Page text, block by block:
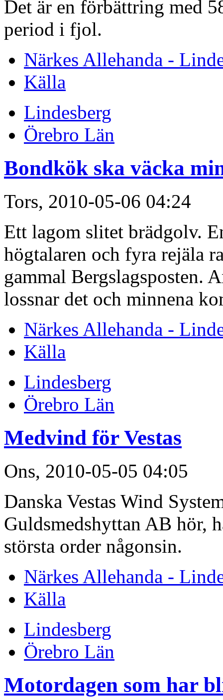
Det är en förbättring med
period i fjol.
Närkes Allehanda -
Källa
Lindesberg
Örebro Län
Bondkök ska väcka
Tors, 2010-05-06 04:24
Ett lagom slitet brädgolv.
högtalaren och fyra rejäla
gammal Bergslagsposten.
lossnar det och minnena
Närkes Allehanda -
Källa
Lindesberg
Örebro Län
Medvind för Vestas
Ons, 2010-05-05 04:05
Danska Vestas Wind
Guldsmedshyttan AB hör,
största order någonsin.
Närkes Allehanda -
Källa
Lindesberg
Örebro Län
Motordagen som har